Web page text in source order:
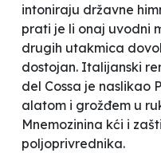
intoniraju državne
prati je li onaj uvodni
drugih utakmica
dostojan. Italijanski
del Cossa je naslikao
alatom i grožđem u
Mnemozinina kći i
poljoprivrednika.